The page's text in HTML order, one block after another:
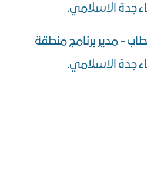
جدة الاسلامي.
- مدير برنامج منطقة
جدة الاسلامي.